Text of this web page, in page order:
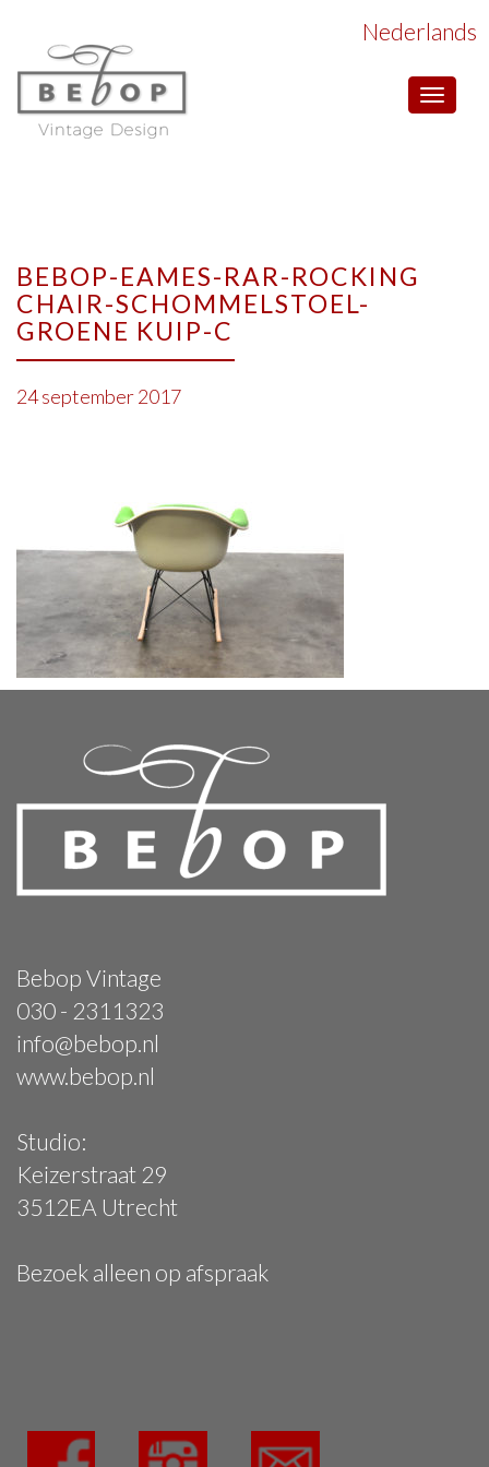
Toggle
Nederlands
BEBOP-EAMES-RAR-ROCKING
CHAIR-SCHOMMELSTOEL-
GROENE KUIP-C
24 september 2017
Bebop Vintage
030 - 2311323
info@bebop.nl
www.bebop.nl
Studio:
Keizerstraat 29
3512EA Utrecht
Bezoek alleen op afspraak